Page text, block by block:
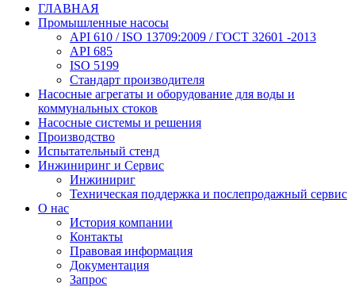
ГЛАВНАЯ
Промышленные насосы
API 610 / ISO 13709:2009 / ГОСТ 32601 -2013
API 685
ISO 5199
Стандарт производителя
Насосные агрегаты и оборудование для воды и
коммунальных стоков
Насосные системы и решения
Производство
Испытательный стенд
Инжиниринг и Сервис
Инжинириг
Техническая поддержка и послепродажный сервис
О нас
История компании
Контакты
Правовая информация
Документация
Запрос